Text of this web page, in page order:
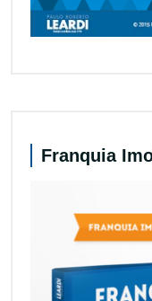
Franquia